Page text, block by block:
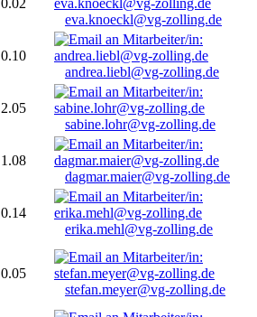
0.02
eva.knoeckl@vg-zolling.de
0.10
andrea.liebl@vg-zolling.de
2.05
sabine.lohr@vg-zolling.de
1.08
dagmar.maier@vg-zolling.de
0.14
erika.mehl@vg-zolling.de
0.05
stefan.meyer@vg-zolling.de